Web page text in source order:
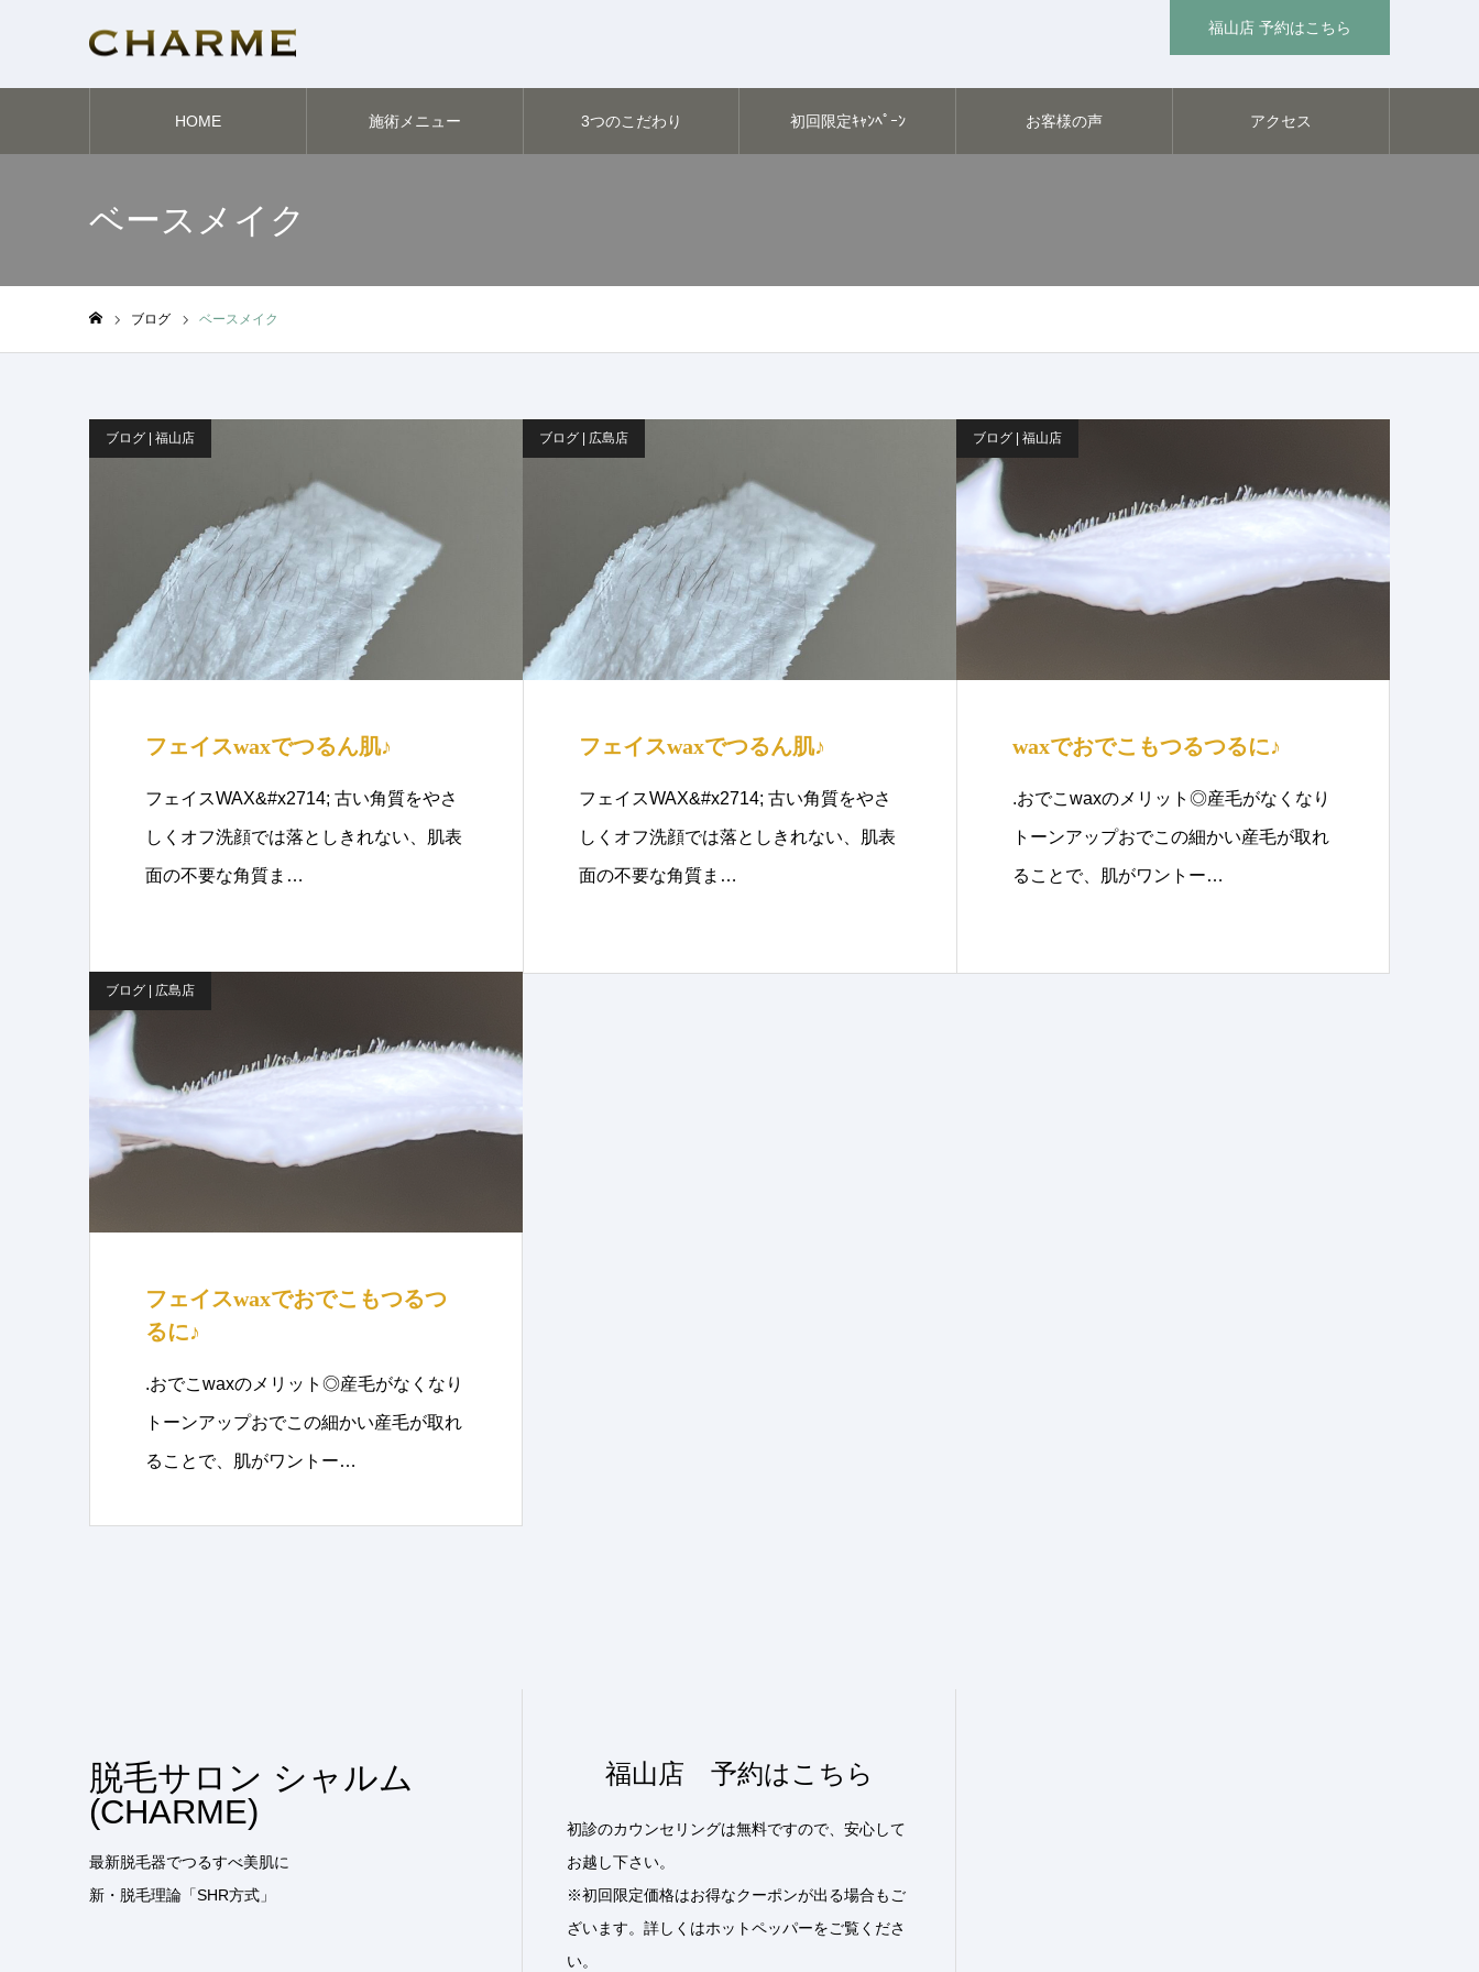
福山店 予約はこちら
HOME 施術メニュー 3つのこだわり 初回限定ｷｬﾝﾍﾟｰﾝ お客様の声 アクセス
ベースメイク
ブログ ベースメイク
ブログ | 福山店
フェイスwaxでつるん肌♪
フェイスWAX&#x2714; 古い角質をやさ
しくオフ洗顔では落としきれない、肌表
面の不要な角質ま…
ブログ | 広島店
フェイスwaxでつるん肌♪
フェイスWAX&#x2714; 古い角質をやさ
しくオフ洗顔では落としきれない、肌表
面の不要な角質ま…
ブログ | 福山店
waxでおでこもつるつるに♪
.おでこwaxのメリット◎産毛がなくなり
トーンアップおでこの細かい産毛が取れ
ることで、肌がワントー…
ブログ | 広島店
フェイスwaxでおでこもつるつ
るに♪
.おでこwaxのメリット◎産毛がなくなり
トーンアップおでこの細かい産毛が取れ
ることで、肌がワントー…
脱毛サロン シャルム
(CHARME)
最新脱毛器でつるすべ美肌に
新・脱毛理論「SHR方式」
福山店 予約はこちら
初診のカウンセリングは無料ですので、安心して
お越し下さい。
※初回限定価格はお得なクーポンが出る場合もご
ざいます。詳しくはホットペッパーをご覧くださ
い。